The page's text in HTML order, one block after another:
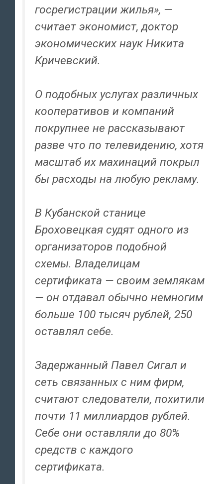
госрегистрации жилья», —
считает экономист, доктор
экономических наук Никита
Кричевский.
О подобных услугах различных
кооперативов и компаний
покрупнее не рассказывают
разве что по телевидению, хотя
масштаб их махинаций покрыл
бы расходы на любую рекламу.
В Кубанской станице
Броховецкая судят одного из
организаторов подобной
схемы. Владелицам
сертификата — своим землякам
— он отдавал обычно немногим
больше 100 тысяч рублей, 250
оставлял себе.
Задержанный Павел Сигал и
сеть связанных с ним фирм,
считают следователи, похитили
почти 11 миллиардов рублей.
Себе они оставляли до 80%
средств с каждого
сертификата.